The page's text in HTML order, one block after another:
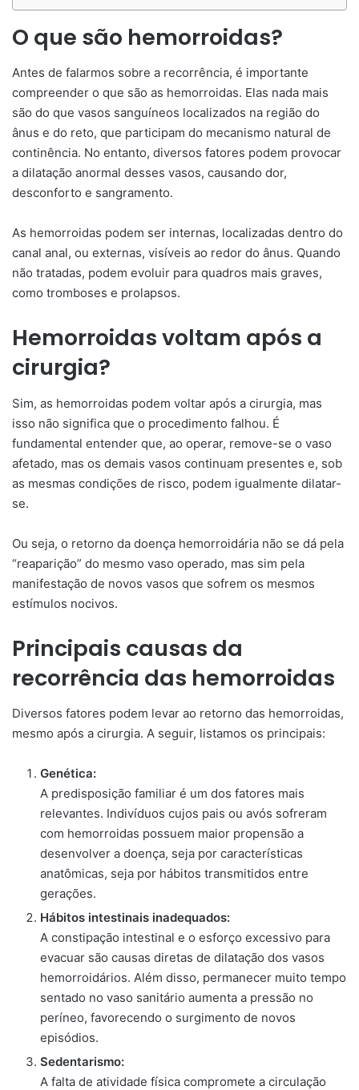
O que são hemorroidas?
Antes de falarmos sobre a recorrência, é importante
compreender o que são as hemorroidas. Elas nada mais
são do que vasos sanguíneos localizados na região do
ânus e do reto, que participam do mecanismo natural de
continência. No entanto, diversos fatores podem provocar
a dilatação anormal desses vasos, causando dor,
desconforto e sangramento.
As hemorroidas podem ser internas, localizadas dentro do
canal anal, ou externas, visíveis ao redor do ânus. Quando
não tratadas, podem evoluir para quadros mais graves,
como tromboses e prolapsos.
Hemorroidas voltam após a
cirurgia?
Sim, as hemorroidas podem voltar após a cirurgia, mas
isso não significa que o procedimento falhou. É
fundamental entender que, ao operar, remove-se o vaso
afetado, mas os demais vasos continuam presentes e, sob
as mesmas condições de risco, podem igualmente dilatar-
se.
Ou seja, o retorno da doença hemorroidária não se dá pela
“reaparição” do mesmo vaso operado, mas sim pela
manifestação de novos vasos que sofrem os mesmos
estímulos nocivos.
Principais causas da
recorrência das hemorroidas
Diversos fatores podem levar ao retorno das hemorroidas,
mesmo após a cirurgia. A seguir, listamos os principais:
Genética:
A predisposição familiar é um dos fatores mais
relevantes. Indivíduos cujos pais ou avós sofreram
com hemorroidas possuem maior propensão a
desenvolver a doença, seja por características
anatômicas, seja por hábitos transmitidos entre
gerações.
Hábitos intestinais inadequados:
A constipação intestinal e o esforço excessivo para
evacuar são causas diretas de dilatação dos vasos
hemorroidários. Além disso, permanecer muito tempo
sentado no vaso sanitário aumenta a pressão no
períneo, favorecendo o surgimento de novos
episódios.
Sedentarismo:
A falta de atividade física compromete a circulação